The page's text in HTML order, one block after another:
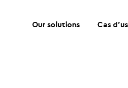
Our solutions Cas